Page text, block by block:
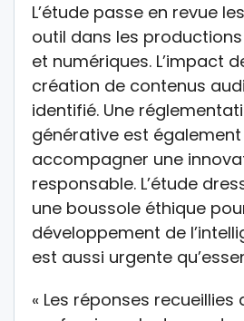
L’étude passe en revue
outil dans les
et numériques. L’impact
création de contenus
identifié. Une
générative est
accompagner une
responsable. L’étude
une boussole éthique
développement de
est aussi urgente
« Les réponses recueillies